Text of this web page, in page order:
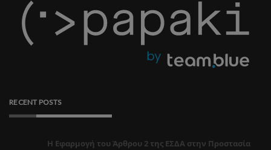
RECENT POSTS
Η Εφαρμογή του Άρθρου 2 της ΕΣΔΑ στην Προστασία